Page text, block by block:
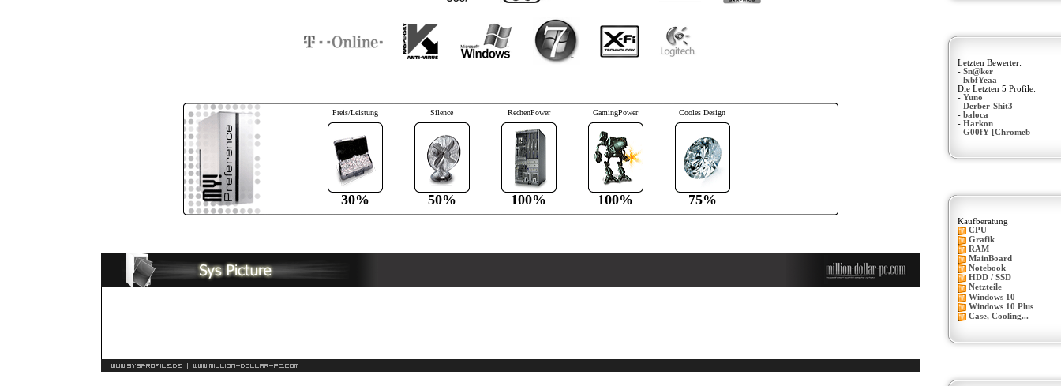
Preis/Leistung
30%
Silence
50%
RechenPower
100%
GamingPower
100%
Cooles Design
75%
Letzten Bewerter:
- Sn@ker
- lxbfYeaa
Die Letzten 5 Profile:
- Yuno
- Derber-Shit3
- baloca
- Harkon
- G00fY [Chromeb
Kaufberatung
CPU
Grafik
RAM
MainBoard
Notebook
HDD / SSD
Netzteile
Windows 10
Windows 10 Plus
Case, Cooling...